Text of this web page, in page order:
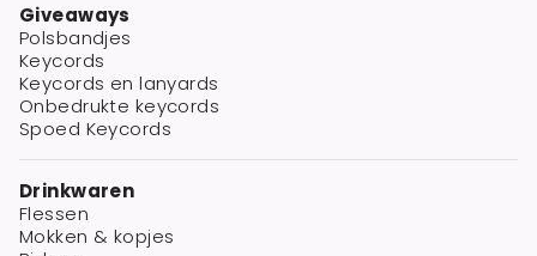
Giveaways
Polsbandjes
Keycords
Keycords en lanyards
Onbedrukte keycords
Spoed Keycords
Drinkwaren
Flessen
Mokken & kopjes